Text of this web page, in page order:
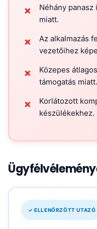
✗
Néhány
miatt.
✗
Az alkalmazás
vezetőihez
✗
Közepes
támogatás miatt.
✗
Korlátozott
készülékekhez.
✓ ELLENŐRZÖTT UTAZÓ
„